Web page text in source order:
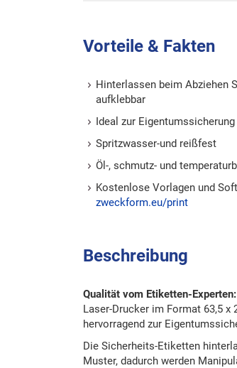
Vorteile & Fakten
Hinterlassen beim Abziehen
aufklebbar
Ideal zur Eigentumssicherung
Spritzwasser-und reißfest
Öl-, schmutz- und
Kostenlose Vorlagen und
zweckform.eu/print
Beschreibung
Qualität vom Etiketten-Experten:
Laser-Drucker im Format 63,5
hervorragend zur
Die Sicherheits-Etiketten
Muster, dadurch werden